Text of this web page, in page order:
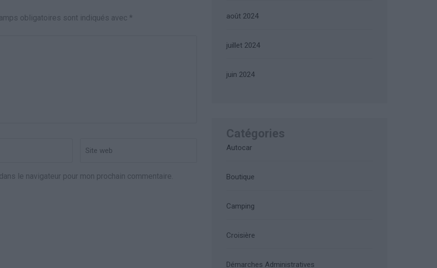
obligatoires sont indiqués avec *
web
le navigateur pour mon prochain commentaire.
août 2024
juillet 2024
juin 2024
Catégories
Autocar
Boutique
Camping
Croisière
Démarches Administratives